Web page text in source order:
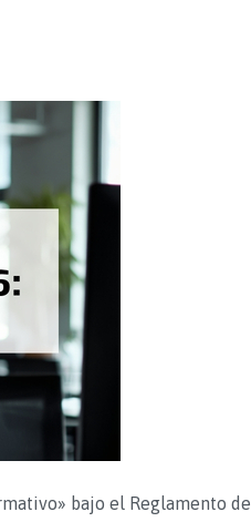
bajo el Reglamento de